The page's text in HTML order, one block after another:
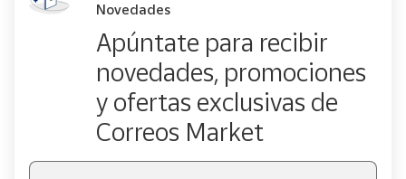
Novedades
Apúntate para recibir
novedades, promociones
y ofertas exclusivas de
Correos Market